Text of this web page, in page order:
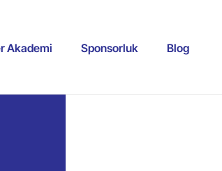
Akademi Sponsorluk Blog